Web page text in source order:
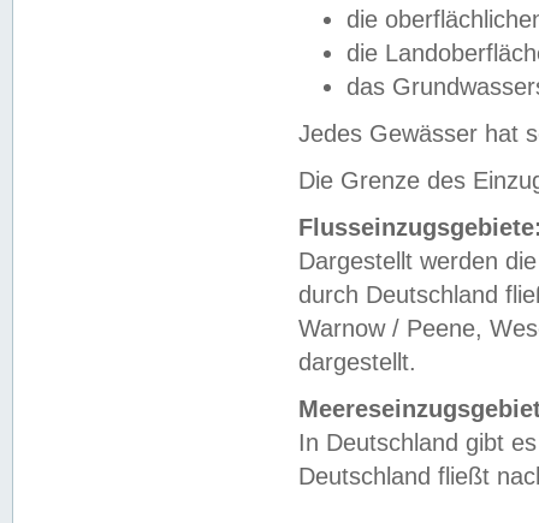
die
die
das
Jedes Gewässer hat
Die Grenze des
Dargestellt werden
durch Deutschland
Warnow / Peene,
dargestellt.
In Deutschland gibt
Deutschland fließt